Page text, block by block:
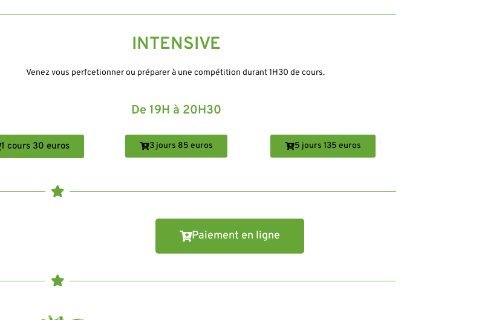
INTENSIVE
Venez vous perfcetionner ou préparer à une compétition durant 1H30 de cours.
De 19H à 20H30
1 cours 30 euros 3 jours 85 euros 5 jours 135 euros
Paiement en ligne